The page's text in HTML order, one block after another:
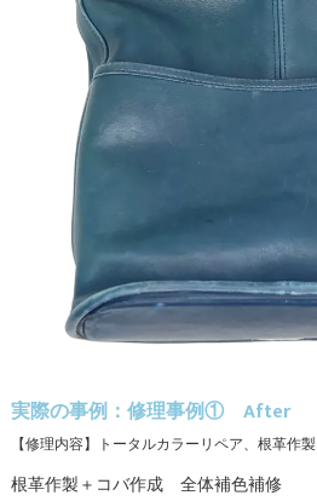
実際の事例：修理事例① After
【修理内容】トータルカラーリペア、根革作製
根革作製＋コバ作成 全体補色補修